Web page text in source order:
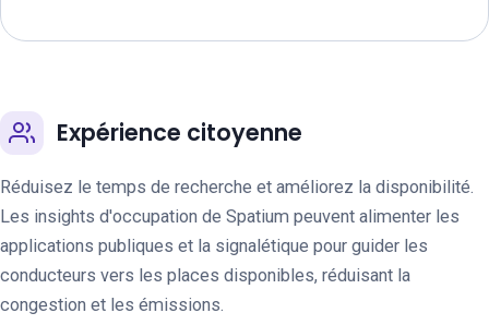
Expérience citoyenne
Réduisez le temps de recherche et améliorez la disponibilité.
Les insights d'occupation de Spatium peuvent alimenter les
applications publiques et la signalétique pour guider les
conducteurs vers les places disponibles, réduisant la
congestion et les émissions.